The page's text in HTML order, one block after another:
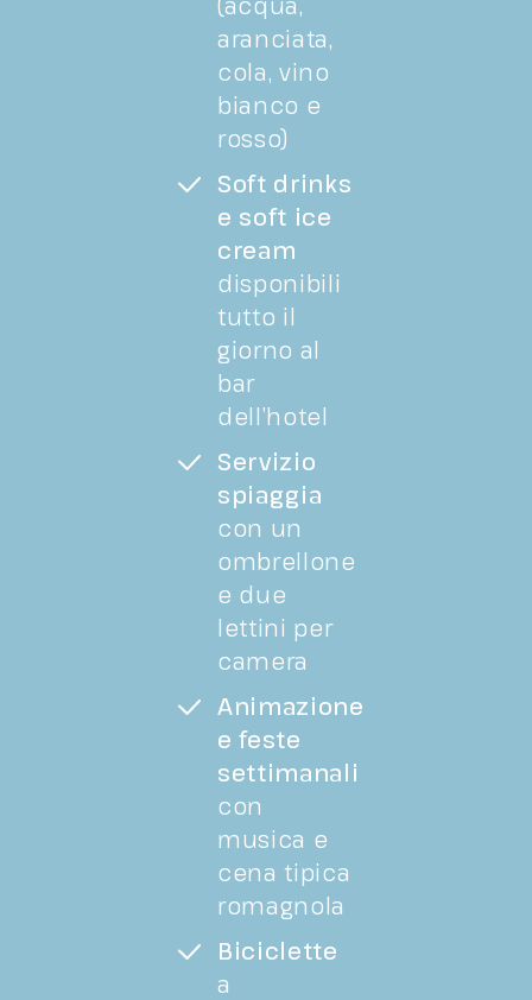
aranciata,
cola, vino
bianco e
rosso)
Soft drinks
e soft ice
cream
disponibili
tutto il
giorno al
bar
dell’hotel
Servizio
spiaggia
con un
ombrellone
e due
lettini per
camera
Animazione
e feste
settimanali
con
musica e
cena tipica
romagnola
Biciclette
a